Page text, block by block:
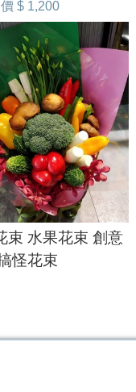
$ 1,200
束 水果花束 創意
怪花束